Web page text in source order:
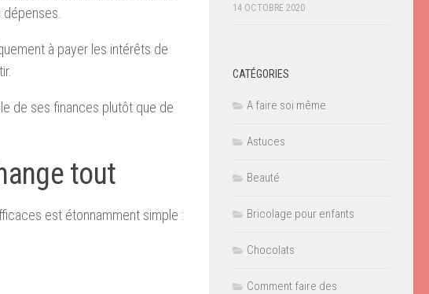
à payer les intérêts de
de ses finances plutôt que de
tout
est étonnamment simple :
14 OCTOBRE 2020
CATÉGORIES
A faire soi même
Astuces
Beauté
Bricolage pour enfants
Chocolats
Comment faire des